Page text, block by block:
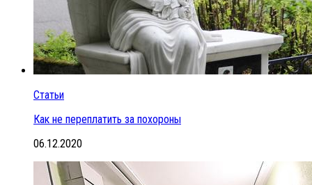
Статьи
Как не переплатить за похороны
06.12.2020